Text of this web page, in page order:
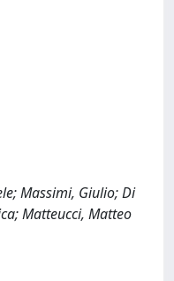
Massimi, Giulio; Di
Matteucci, Matteo